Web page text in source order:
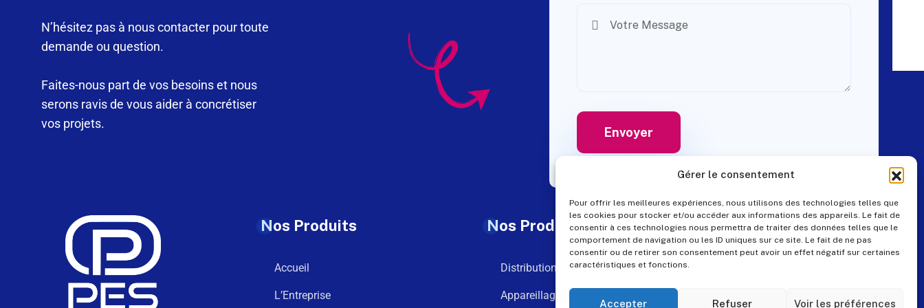
Gérer le consentement
Pour offrir les meilleures expériences, nous utilisons des technologies telles que
les cookies pour stocker et/ou accéder aux informations des appareils. Le fait de
consentir à ces technologies nous permettra de traiter des données telles que le
comportement de navigation ou les ID uniques sur ce site. Le fait de ne pas
consentir ou de retirer son consentement peut avoir un effet négatif sur certaines
caractéristiques et fonctions.
Accepter Refuser Voir les préférences
N’hésitez pas à nous contacter pour toute
demande ou question.
Faites-nous part de vos besoins et nous
serons ravis de vous aider à concrétiser
vos projets.
Nos Produits
Accueil
L’Entreprise
Nos Produits
Distribution
Appareillage
Contact
pes@pes-solutions.fr